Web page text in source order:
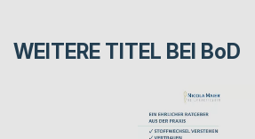
WEITERE TITEL BEI BoD